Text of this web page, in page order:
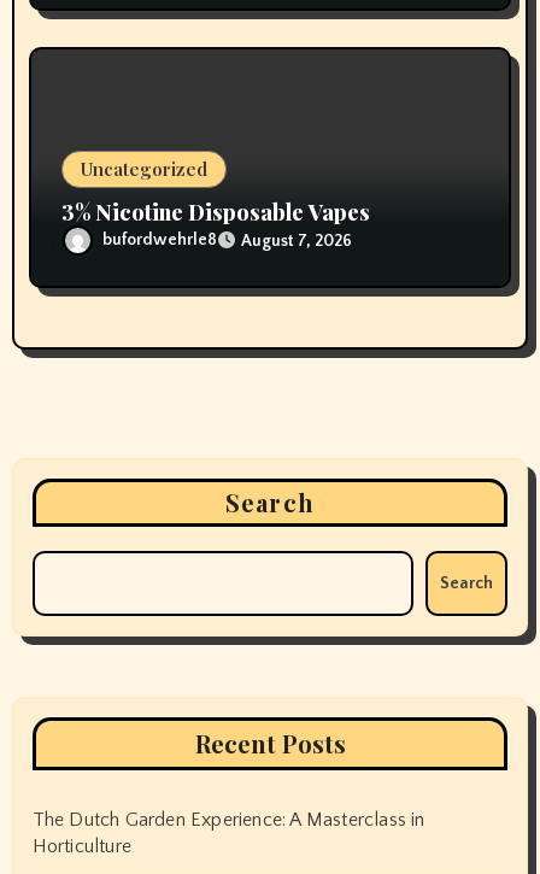
Uncategorized
3% Nicotine Disposable Vapes
bufordwehrle8 August 7, 2026
Search
Search
Recent Posts
The Dutch Garden Experience: A Masterclass in
Horticulture